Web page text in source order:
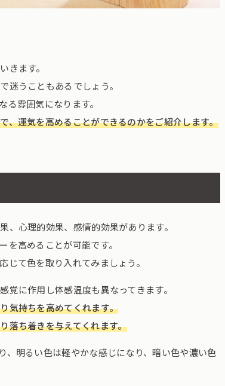
きます。
迷うこともあるでしょう。
る雰囲気になります。
、運気を高めることができるのかをご紹介します。
、心理的効果、感情的効果があります。
を高めることが可能です。
じて色を取り入れてみましょう。
に作用し体感温度も異なってきます。
気持ちを高めてくれます。
落ち着きを与えてくれます。
、明るい色は軽やかな感じになり、暗い色や濃い色